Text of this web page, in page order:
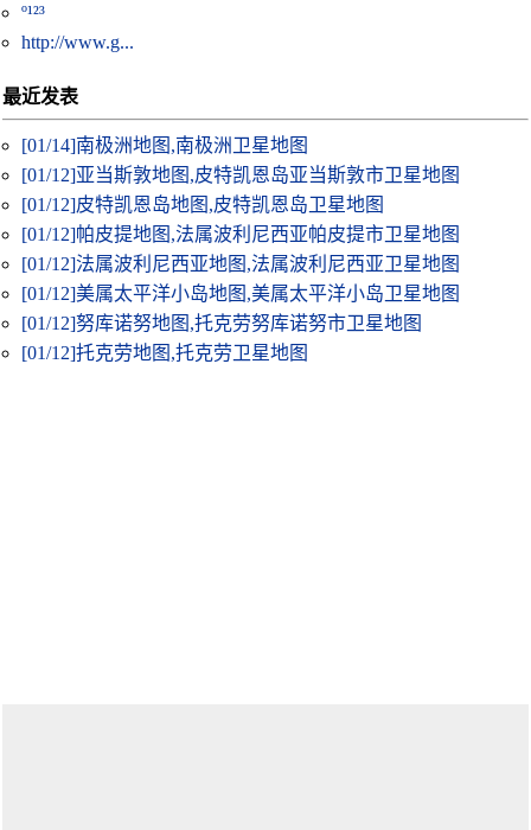
º¹²³
http://www.g...
最近发表
[01/14]南极洲地图,南极洲卫星地图
[01/12]亚当斯敦地图,皮特凯恩岛亚当斯敦市卫星地图
[01/12]皮特凯恩岛地图,皮特凯恩岛卫星地图
[01/12]帕皮提地图,法属波利尼西亚帕皮提市卫星地图
[01/12]法属波利尼西亚地图,法属波利尼西亚卫星地图
[01/12]美属太平洋小岛地图,美属太平洋小岛卫星地图
[01/12]努库诺努地图,托克劳努库诺努市卫星地图
[01/12]托克劳地图,托克劳卫星地图